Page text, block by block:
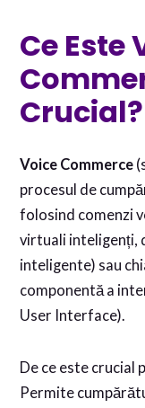
Ce Este
Crucial?
Voice Commerce
procesul de
folosind comenzi
virtuali inteligenți,
inteligente) sau
componentă a
User Interface).
De ce este crucial
Permite